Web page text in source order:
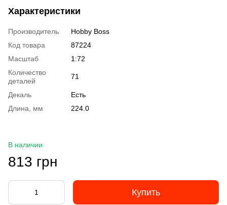
Характеристики
Производитель
Hobby Boss
Код товара
87224
Масштаб
1:72
Количество
деталей
71
Декаль
Есть
Длина, мм
224.0
В наличии
813 грн
Купить